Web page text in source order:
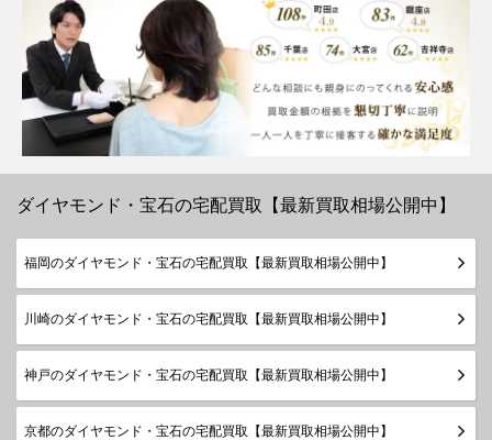
ダイヤモンド・宝石の宅配買取【最新買取相場公開中】
福岡のダイヤモンド・宝石の宅配買取【最新買取相場公開中】
川崎のダイヤモンド・宝石の宅配買取【最新買取相場公開中】
神戸のダイヤモンド・宝石の宅配買取【最新買取相場公開中】
京都のダイヤモンド・宝石の宅配買取【最新買取相場公開中】